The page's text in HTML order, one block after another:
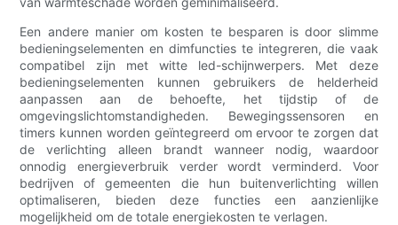
Een andere manier om kosten te besparen is door slimme
bedieningselementen en dimfuncties te integreren, die vaak
compatibel zijn met witte led-schijnwerpers. Met deze
bedieningselementen kunnen gebruikers de helderheid
aanpassen aan de behoefte, het tijdstip of de
omgevingslichtomstandigheden. Bewegingssensoren en
timers kunnen worden geïntegreerd om ervoor te zorgen dat
de verlichting alleen brandt wanneer nodig, waardoor
onnodig energieverbruik verder wordt verminderd. Voor
bedrijven of gemeenten die hun buitenverlichting willen
optimaliseren, bieden deze functies een aanzienlijke
mogelijkheid om de totale energiekosten te verlagen.